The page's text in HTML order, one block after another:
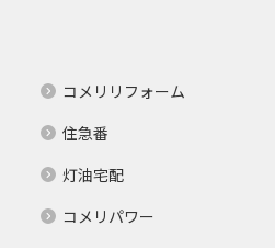
コメリリフォーム
住急番
灯油宅配
コメリパワー